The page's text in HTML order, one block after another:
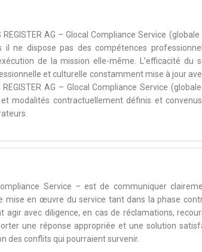
AG – Glocal Compliance Service
ne dispose pas des compétences
de la mission elle-même. L’efficacité du
et culturelle constamment mise à jour
AG – Glocal Compliance Service
modalités contractuellement définis et
Compliance Service – est de communiquer
en œuvre du service tant dans la phase
agir avec diligence, en cas de réclamations,
une réponse appropriée et une solution
des conflits qui pourraient survenir.